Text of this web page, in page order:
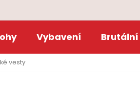
Vybavení
vesty